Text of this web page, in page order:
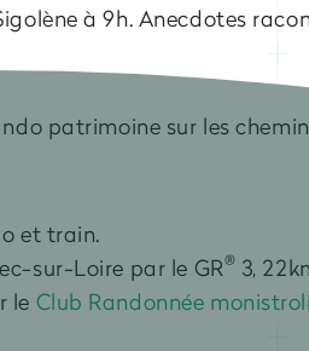
à 9h. Anecdotes
patrimoine sur les
et train.
sur-Loire par le GR® 3,
le Club Randonnée